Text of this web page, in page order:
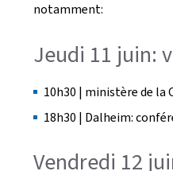
notamment:
Jeudi 11 juin:
10h30 | ministère de la
18h30 | Dalheim:
Vendredi 12